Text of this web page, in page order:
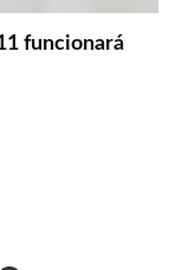
funcionará